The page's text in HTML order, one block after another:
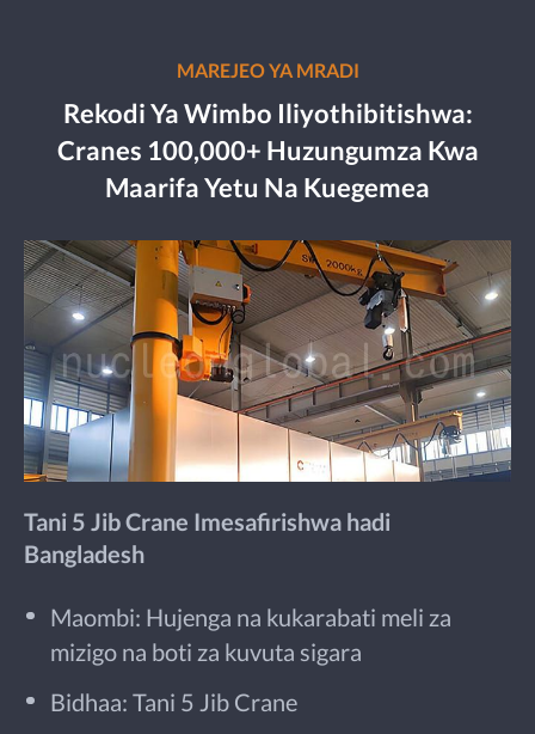
MAREJEO YA MRADI
Rekodi Ya Wimbo Iliyothibitishwa:
Cranes 100,000+ Huzungumza Kwa
Maarifa Yetu Na Kuegemea
Tani 5 Jib Crane Imesafirishwa hadi
Bangladesh
Maombi: Hujenga na kukarabati meli za
mizigo na boti za kuvuta sigara
Bidhaa: Tani 5 Jib Crane